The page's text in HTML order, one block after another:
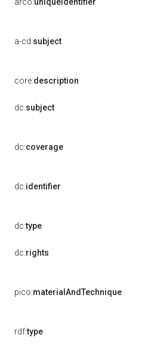
a-cd:subject
core:description
dc:subject
dc:coverage
dc:identifier
dc:type
dc:rights
pico:materialAndTechnique
rdf:type